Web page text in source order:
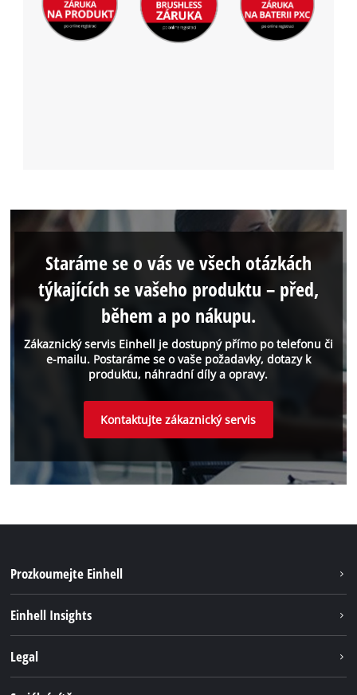
Zákaznický servis Einhell je dostupný přímo po telefonu či
e-mailu. Postaráme se o vaše požadavky, dotazy k
produktu, náhradní díly a opravy.
Staráme se o vás ve všech otázkách
týkajících se vašeho produktu – před,
během a po nákupu.
Kontaktujte zákaznický servis
Prozkoumejte Einhell
Systém akumulátorů
Bezúhlíková energie
Einhell Insights
Legal